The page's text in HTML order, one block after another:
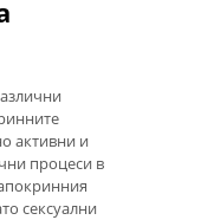
активни и
процеси в
сексуални